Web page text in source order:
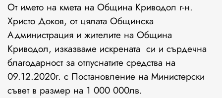
От името на кмета на Община Криводол г-н.
Христо Доков, от цялата Общинска
Администрация и жителите на Община
Криводол, изказваме искрената си и сърдечна
благодарност за отпуснатите средства на
09.12.2020г. с Постановление на Министерски
съвет в размер на 1 000 000лв.